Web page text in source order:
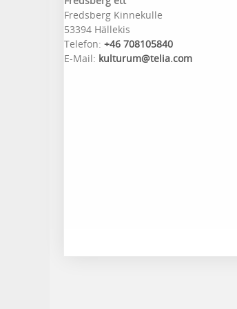
Fredsberg Kinnekulle
53394 Hällekis
Telefon: +46 708105840
E-Mail: kulturum@telia.com